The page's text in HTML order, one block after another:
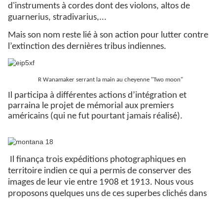
d'instruments à cordes dont des violons, altos de
guarnerius, stradivarius,...
Mais son nom reste lié à son action pour lutter contre
l’extinction des dernières tribus indiennes.
R Wanamaker serrant la main au cheyenne "Two moon"
Il participa à différentes actions d’intégration et
parraina le projet de mémorial aux premiers
américains (qui ne fut pourtant jamais réalisé).
Il finança trois expéditions photographiques en
territoire indien ce qui a permis de conserver des
images de leur vie entre 1908 et 1913. Nous vous
proposons quelques uns de ces superbes clichés dans